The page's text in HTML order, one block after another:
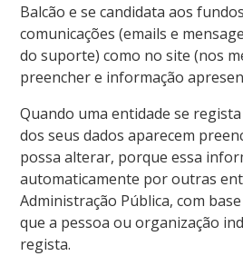
Balcão e se candidata aos
comunicações (emails e
do suporte) como no site (nos
preencher e informação
Quando uma entidade se
dos seus dados aparecem
possa alterar, porque essa
automaticamente por outras
Administração Pública, com
que a pessoa ou organização
regista.